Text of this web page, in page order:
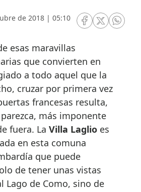
de 2018 | 05:10
RRSS Facebook
RRSSRRSS
que convierten en
a todo aquel que la
cruzar por primera vez
francesas resulta,
más imponente
fuera. La Villa Laglio es
en esta comuna
que puede
de tener unas vistas
Lago de Como, sino de